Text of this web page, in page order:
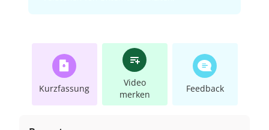
Kurzfassung
Video
merken
Feedback